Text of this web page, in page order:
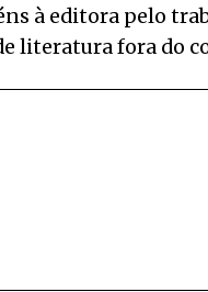
à editora pelo
literatura fora do